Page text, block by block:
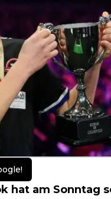
hat am Sonntag